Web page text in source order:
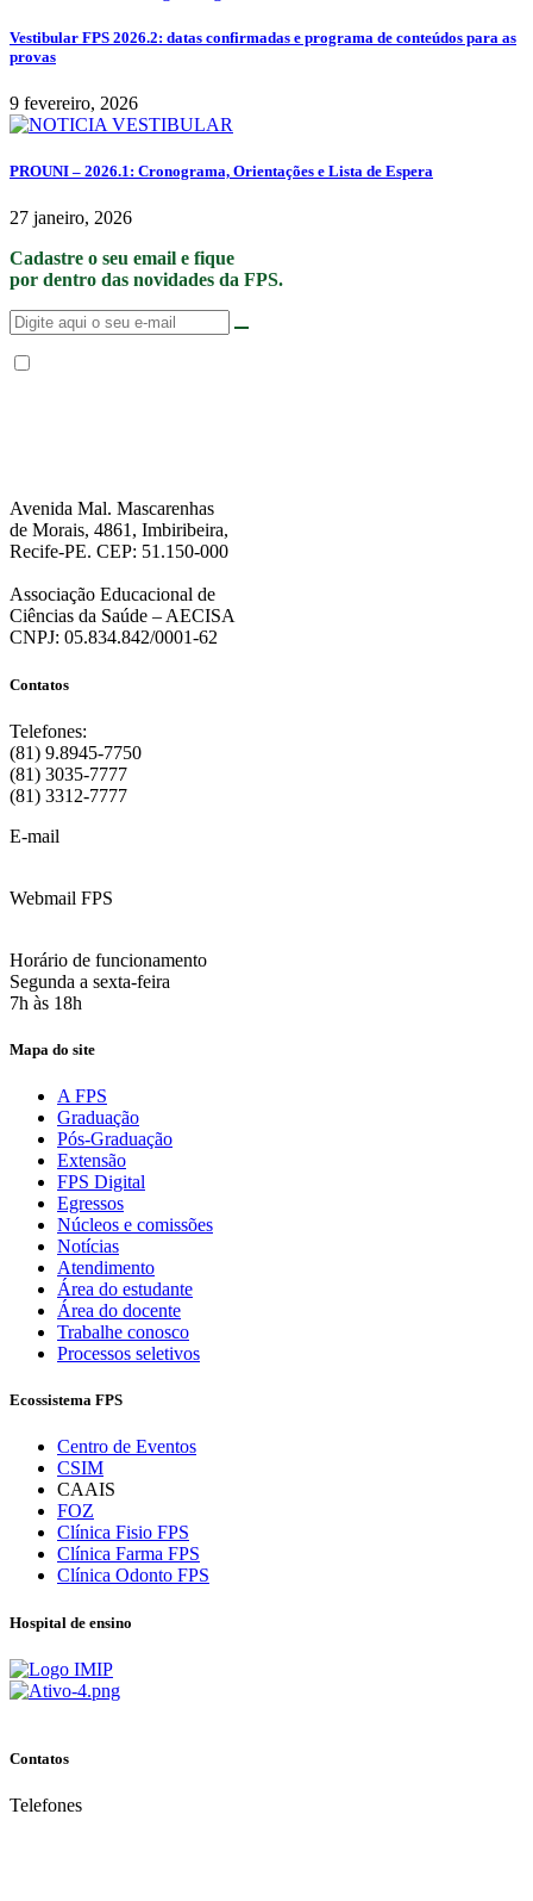
Vestibular FPS 2026.2: datas confirmadas e programa de conteúdos para as
provas
9 fevereiro, 2026
PROUNI – 2026.1: Cronograma, Orientações e Lista de Espera
27 janeiro, 2026
Cadastre o seu email e fique
por dentro das novidades da FPS.
Avenida Mal. Mascarenhas
de Morais, 4861, Imbiribeira,
Recife-PE. CEP: 51.150-000
Associação Educacional de
Ciências da Saúde – AECISA
CNPJ: 05.834.842/0001-62
Contatos
Telefones:
(81) 9.8945-7750
(81) 3035-7777
(81) 3312-7777
E-mail
Webmail FPS
Horário de funcionamento
Segunda a sexta-feira
7h às 18h
Mapa do site
A FPS
Graduação
Pós-Graduação
Extensão
FPS Digital
Egressos
Núcleos e comissões
Notícias
Atendimento
Área do estudante
Área do docente
Trabalhe conosco
Processos seletivos
Ecossistema FPS
Centro de Eventos
CSIM
CAAIS
FOZ
Clínica Fisio FPS
Clínica Farma FPS
Clínica Odonto FPS
Hospital de ensino
Contatos
Telefones